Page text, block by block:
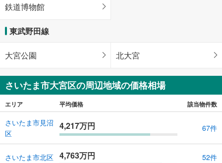
鉄道博物館
東武野田線
大宮公園 北大宮
さいたま市大宮区の周辺地域の価格相場
エリア 平均価格 該当物件数
さいたま市見沼
区
4,217万円 67件
さいたま市北区 4,763万円 52件